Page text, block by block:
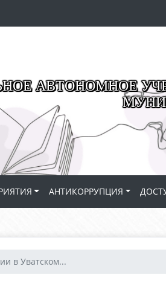
АВТОНОМНОЕ
АНТИКОРРУПЦИЯ
в Уватском...